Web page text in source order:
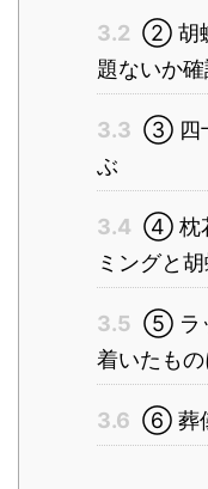
3.2 ② 胡
題ないか
3.3 ③ 四
ぶ
3.4 ④ 枕
ミングと
3.5 ⑤ ラ
着いたも
3.6 ⑥ 葬